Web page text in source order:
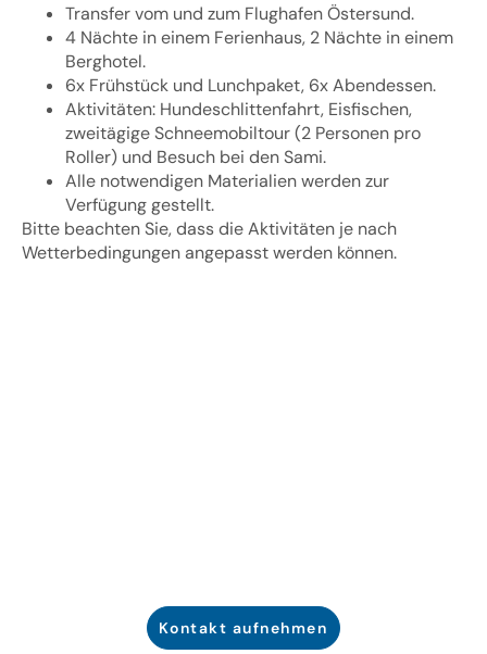
Transfer vom und zum Flughafen Östersund.
4 Nächte in einem Ferienhaus, 2 Nächte in einem
Berghotel.
6x Frühstück und Lunchpaket, 6x Abendessen.
Aktivitäten: Hundeschlittenfahrt, Eisfischen,
zweitägige Schneemobiltour (2 Personen pro
Roller) und Besuch bei den Sami.
Alle notwendigen Materialien werden zur
Verfügung gestellt.
Bitte beachten Sie, dass die Aktivitäten je nach
Wetterbedingungen angepasst werden können.
Kontakt aufnehmen